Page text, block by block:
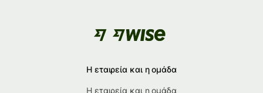
Η εταιρεία και η ομάδα
Η εταιρεία και η ομάδα